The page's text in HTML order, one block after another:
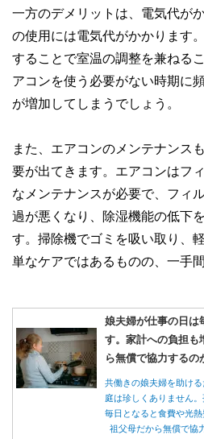
一方のデメリットは、電気代が
の使用には電気代がかかります
することで室温の調整を兼ねる
アコンを使う必要がない時期に
が増加してしまうでしょう。
また、エアコンのメンテナンス
要が出てきます。エアコンはフ
なメンテナンスが必要で、フィ
過が悪くなり、除湿機能の低下
す。掃除機でゴミを吸い取り、
単なケアではあるものの、一手
娘夫婦が仕事の日は
す。家計への負担も
ら無償で協力するの
共働きの娘夫婦を助け
庭は珍しくありません
毎日となると食費や光熱
祖父母だから無償で協